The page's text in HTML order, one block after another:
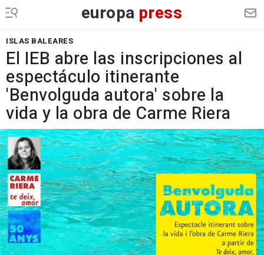
europa press
ISLAS BALEARES
El IEB abre las inscripciones al
espectáculo itinerante
'Benvolguda autora' sobre la
vida y la obra de Carme Riera